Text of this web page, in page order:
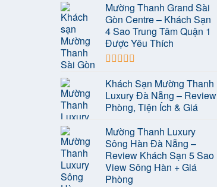
Mường Thanh Grand Sài
Gòn Centre – Khách Sạn
4 Sao Trung Tâm Quận 1
Được Yêu Thích
hạng5.005
sao
Khách Sạn Mường Thanh
Luxury Đà Nẵng – Review
Phòng, Tiện Ích & Giá
Mường Thanh Luxury
Sông Hàn Đà Nẵng –
Review Khách Sạn 5 Sao
View Sông Hàn + Giá
Phòng